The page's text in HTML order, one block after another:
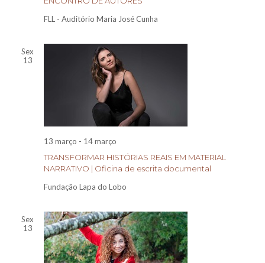
FLL - Auditório Maria José Cunha
Sex
13
TRANSFORMAR HISTÓRIAS REAIS EM MATERIAL
NARRATIVO | Oficina de escrita documental
13 março - 14 março
Fundação Lapa do Lobo
Sex
13